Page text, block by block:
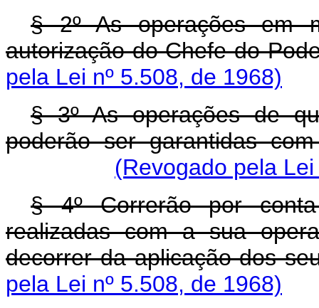
§ 2º As operações em
autorização do Chefe do
pela Lei nº 5.508, de 1968)
§ 3º As operações de
poderão ser garantidas
(Revogado pela
§ 4º Correrão por
realizadas com a sua
decorrer da aplicação dos
pela Lei nº 5.508, de 1968)